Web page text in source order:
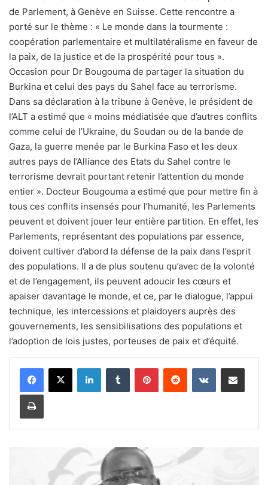
de Parlement, à Genève en Suisse. Cette rencontre a
porté sur le thème : « Le monde dans la tourmente :
coopération parlementaire et multilatéralisme en faveur de
la paix, de la justice et de la prospérité pour tous ».
Occasion pour Dr Bougouma de partager la situation du
Burkina et celui des pays du Sahel face au terrorisme.
Dans sa déclaration à la tribune à Genève, le président de
l’ALT a estimé que « moins médiatisée que d’autres conflits
comme celui de l’Ukraine, du Soudan ou de la bande de
Gaza, la guerre menée par le Burkina Faso et les deux
autres pays de l’Alliance des Etats du Sahel contre le
terrorisme devrait pourtant retenir l’attention du monde
entier ». Docteur Bougouma a estimé que pour mettre fin à
tous ces conflits insensés pour l’humanité, les Parlements
peuvent et doivent jouer leur entière partition. En effet, les
Parlements, représentant des populations par essence,
doivent cultiver d’abord la défense de la paix dans l’esprit
des populations. Il a de plus soutenu qu’avec de la volonté
et de l’engagement, ils peuvent adoucir les cœurs et
apaiser davantage le monde, et ce, par le dialogue, l’appui
technique, les intercessions et plaidoyers auprès des
gouvernements, les sensibilisations des populations et
l’adoption de lois justes, porteuses de paix et d’équité.